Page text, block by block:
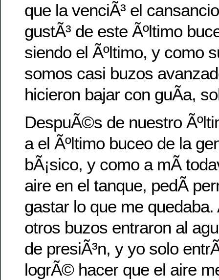
que la venciÃ³ el
gustÃ³ de este Ãºltimo
siendo el Ãºltimo, y como
somos casi buzos
hicieron bajar con guÃ­a,
DespuÃ©s de nuestro
a el Ãºltimo buceo de la
bÃ¡sico, y como a mÃ­
aire en el tanque, pedÃ­
gastar lo que me
otros buzos entraron al
de presiÃ³n, y yo solo
logrÃ© hacer que el aire